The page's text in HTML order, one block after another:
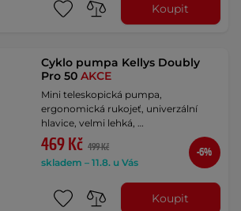
Koupit
Cyklo pumpa Kellys Doubly
Pro 50AKCE
Mini teleskopická pumpa,
ergonomická rukojeť, univerzální
hlavice, velmi lehká, …
469 Kč 499 Kč
skladem – 11.8. u Vás
-6%
Koupit